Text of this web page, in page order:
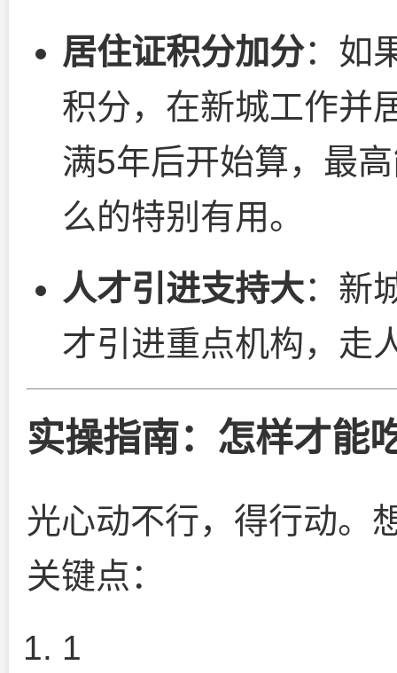
居住证积分加分：如
积分，在新城工作并
满5年后开始算，最
么的特别有用。
人才引进支持大：新
才引进重点机构，走
实操指南：怎样才能
光心动不行，得行动。
关键点：
1